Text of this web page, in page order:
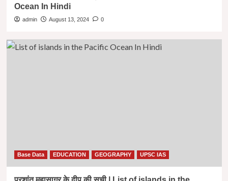
Ocean In Hindi
admin August 13, 2024 0
Base Data EDUCATION GEOGRAPHY UPSC IAS